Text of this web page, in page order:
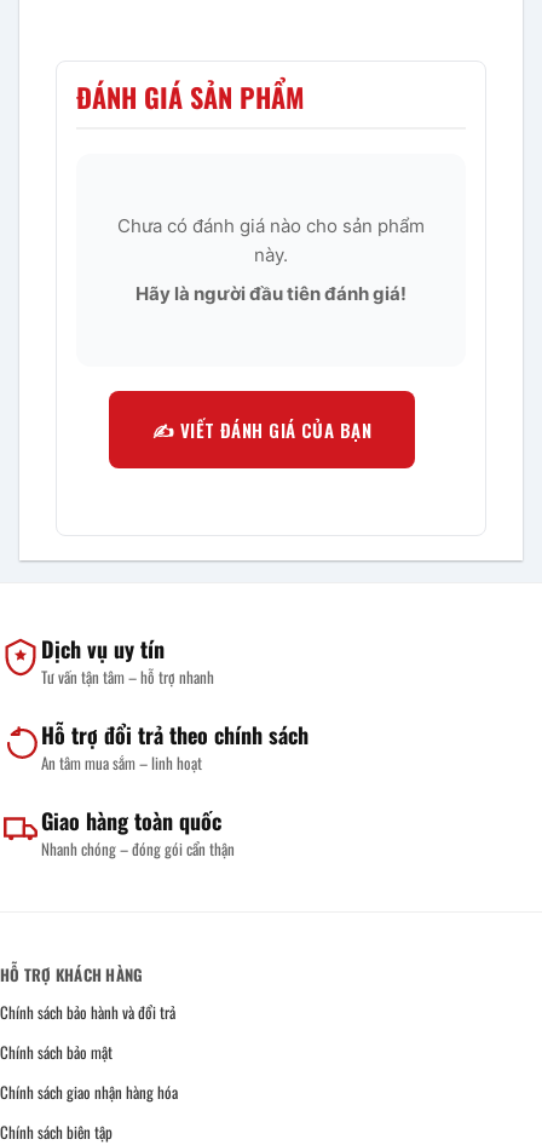
ĐÁNH GIÁ SẢN PHẨM
Chưa có đánh giá nào cho sản phẩm
này.
Hãy là người đầu tiên đánh giá!
✍️ VIẾT ĐÁNH GIÁ CỦA BẠN
Dịch vụ uy tín
Tư vấn tận tâm – hỗ trợ nhanh
Hỗ trợ đổi trả theo chính sách
An tâm mua sắm – linh hoạt
Giao hàng toàn quốc
Nhanh chóng – đóng gói cẩn thận
HỖ TRỢ KHÁCH HÀNG
Chính sách bảo hành và đổi trả
Chính sách bảo mật
Chính sách giao nhận hàng hóa
Chính sách biên tập